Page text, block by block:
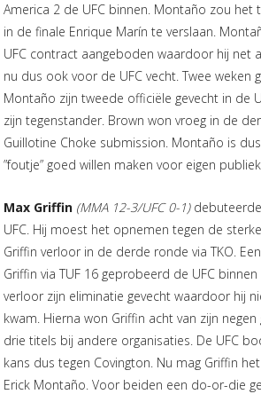
America 2 de UFC binnen. Montaño zou
in de finale Enrique Marín te verslaan.
UFC contract aangeboden waardoor hij net
nu dus ook voor de UFC vecht. Twee weken
Montaño zijn tweede officiële gevecht in de
zijn tegenstander. Brown won vroeg in de
Guillotine Choke submission. Montaño is
”foutje” goed willen maken voor eigen
Max Griffin (MMA 12-3/UFC 0-1)
UFC. Hij moest het opnemen tegen de
Griffin verloor in de derde ronde via TKO.
Griffin via TUF 16 geprobeerd de UFC
verloor zijn eliminatie gevecht waardoor hij
kwam. Hierna won Griffin acht van zijn
drie titels bij andere organisaties. De UFC
kans dus tegen Covington. Nu mag Griffin
Erick Montaño. Voor beiden een do-or-die